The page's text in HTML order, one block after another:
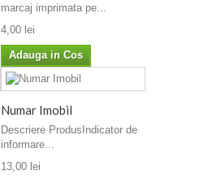
marcaj imprimata pe...
4,00 lei
Adauga in Cos
Numar Imobil
Descriere ProdusIndicator de
informare...
13,00 lei